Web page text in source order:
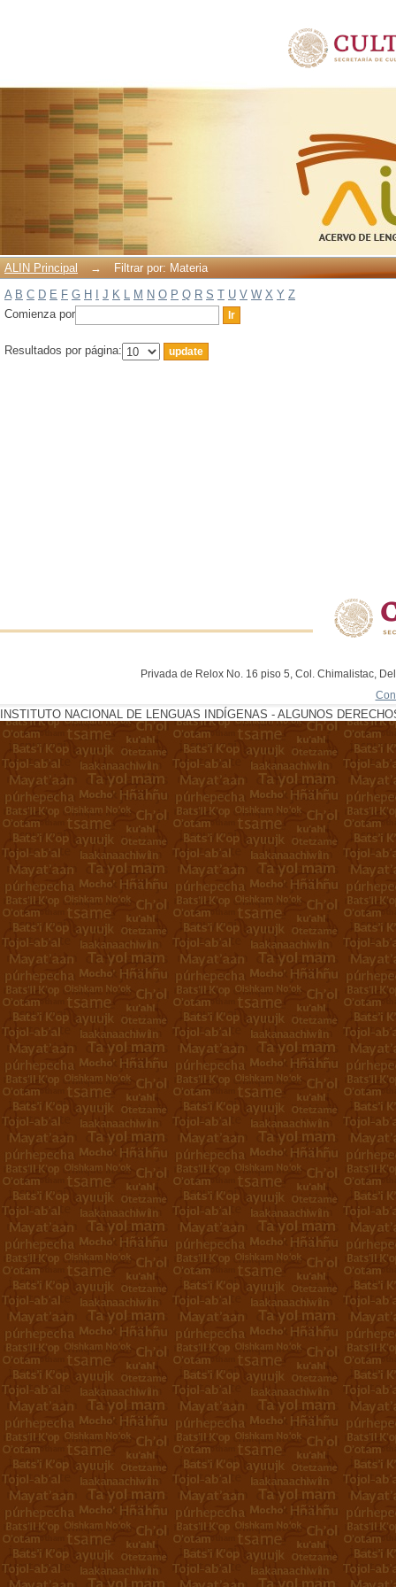
ALIN Principal →
Filtrar por: Materia
A B C D E F G H J K L M N O P Q R S T U V W X Y Z
Comienza por
Resultados por página:
Privada de Relox No. 16 piso 5, Col. Chimalistac,
INSTITUTO NACIONAL DE LENGUAS INDÍGENAS - ALGUNOS